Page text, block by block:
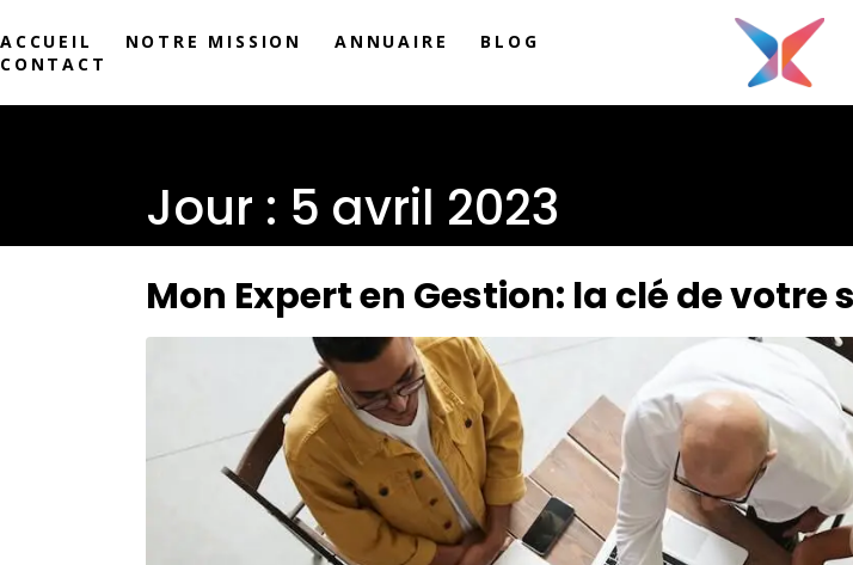
ACCUEIL NOTRE MISSION ANNUAIRE
BLOG
CONTACT
Jour : 5 avril 2023
Mon Expert en Gestion: la clé de